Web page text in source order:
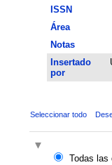
ISSN
Área
Notas
Insertado
por
Seleccionar todo
Todas las